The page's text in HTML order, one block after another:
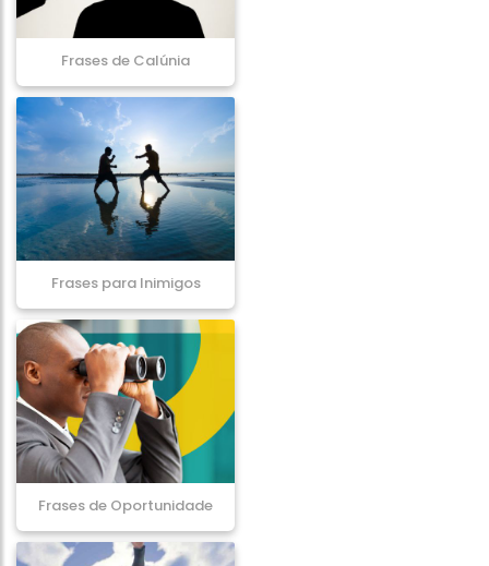
Frases de Calúnia
Frases para Inimigos
Frases de Oportunidade